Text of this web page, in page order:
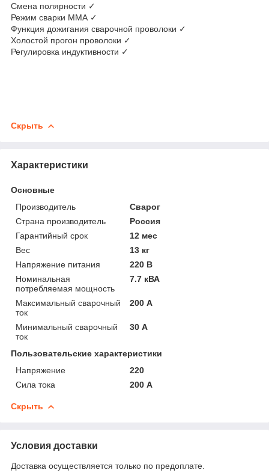
Смена полярности ✓
Режим сварки ММА ✓
Функция дожигания сварочной проволоки ✓
Холостой прогон проволоки ✓
Регулировка индуктивности ✓
Скрыть
Характеристики
Основные
Производитель
Сварог
Страна производитель
Россия
Гарантийный срок
12 мес
Вес
13 кг
Напряжение питания
220 В
Номинальная
потребляемая мощность
7.7 кВА
Максимальный сварочный
ток
200 А
Минимальный сварочный
ток
30 А
Пользовательские характеристики
Напряжение
220
Сила тока
200 А
Скрыть
Условия доставки
Доставка осуществляется только по предоплате.